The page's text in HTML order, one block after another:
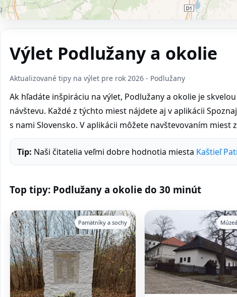
Výlet Podlužany a okolie
Aktualizované tipy na výlet pre rok 2026 - Podlužany
Ak hľadáte inšpiráciu na výlet, Podlužany a okolie je
návštevu. Každé z týchto miest nájdete aj v aplikácii
s nami Slovensko. V aplikácii môžete navštevovaním miest
Tip: Naši čitatelia veľmi dobre hodnotia miesta Kaštieľ
Top tipy: Podlužany a okolie do 30 minút
Pamätníky a sochy